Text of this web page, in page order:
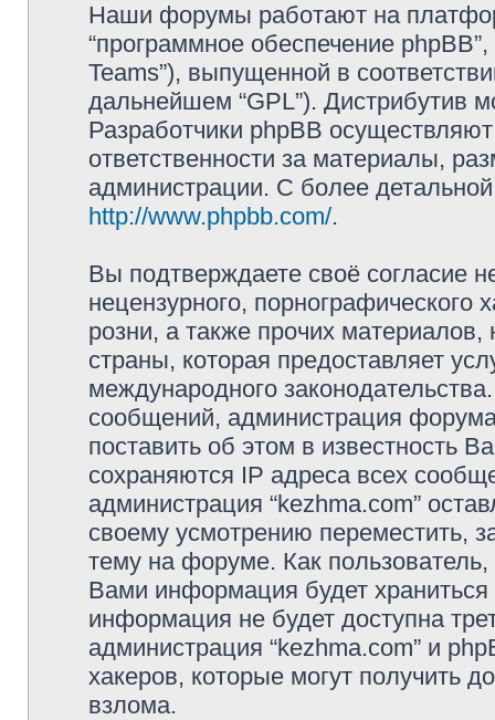
Наши форумы работают на
“программное обеспечение
Teams”), выпущенной в
дальнейшем “GPL”). Дистрибутив
Разработчики phpBB
ответственности за материалы,
администрации. С более
http://www.phpbb.com/.
Вы подтверждаете своё согласие
нецензурного, порнографического
розни, а также прочих
страны, которая предоставляет
международного
сообщений, администрация
поставить об этом в известность
сохраняются IP адреса всех
администрация “kezhma.com”
своему усмотрению переместить,
тему на форуме. Как
Вами информация будет
информация не будет доступна
администрация “kezhma.com” и
хакеров, которые могут получить
взлома.